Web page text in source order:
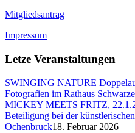
Mitgliedsantrag
Impressum
Letze Veranstaltungen
SWINGING NATURE
Fotografien im Rathaus
MICKEY MEETS FRITZ,
Beteiligung bei der
Ochenbruck18. Februar 2026